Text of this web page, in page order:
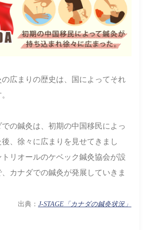
広まりの歴史は、国によってそれ
の鍼灸は、初期の中国移民によっ
、徐々に広まりを見せてきまし
リオールのケベック鍼灸協会が設
カナダでの鍼灸が発展していきま
出典： J-STAGE「カナダの鍼灸状況」